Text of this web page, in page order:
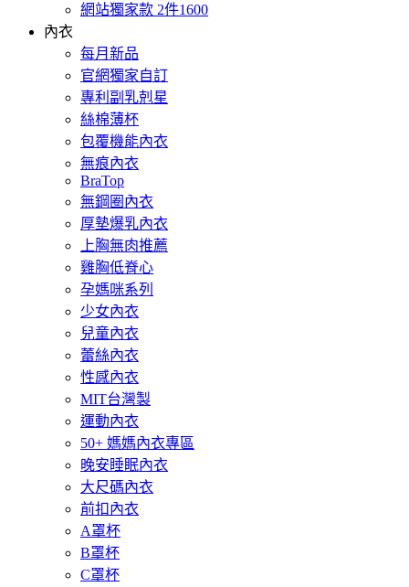
網站獨家款 2件1600
內衣
每月新品
官網獨家自訂
專利副乳剋星
絲棉薄杯
包覆機能內衣
無痕內衣
BraTop
無鋼圈內衣
厚墊爆乳內衣
上胸無肉推薦
雞胸低脊心
孕媽咪系列
少女內衣
兒童內衣
蕾絲內衣
性感內衣
MIT台灣製
運動內衣
50+ 媽媽內衣專區
晚安睡眠內衣
大尺碼內衣
前扣內衣
A罩杯
B罩杯
C罩杯